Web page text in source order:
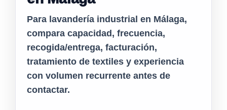
Para lavandería industrial en Málaga,
compara capacidad, frecuencia,
recogida/entrega, facturación,
tratamiento de textiles y experiencia
con volumen recurrente antes de
contactar.